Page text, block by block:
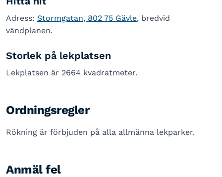
Adress: Stormgatan, 802 75 Gävle, bredvid
vändplanen.
Storlek på lekplatsen
Lekplatsen är 2664 kvadratmeter.
Ordningsregler
Rökning är förbjuden på alla allmänna lekparker.
Anmäl fel